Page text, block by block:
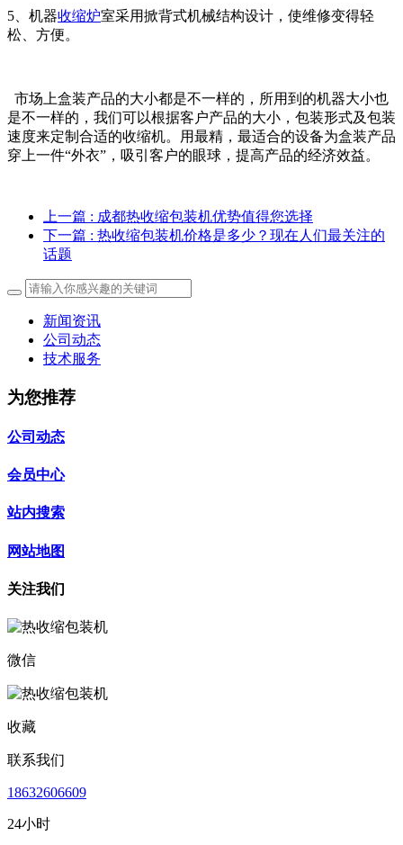
5、机器收缩炉室采用掀背式机械结构设计，使维修变得轻
松、方便。
市场上盒装产品的大小都是不一样的，所用到的机器大小也
是不一样的，我们可以根据客户产品的大小，包装形式及包装
速度来定制合适的收缩机。用最精，最适合的设备为盒装产品
穿上一件“外衣”，吸引客户的眼球，提高产品的经济效益。
上一篇 : 成都热收缩包装机优势值得您选择
下一篇 : 热收缩包装机价格是多少？现在人们最关注的
话题
新闻资讯
公司动态
技术服务
为您推荐
公司动态
会员中心
站内搜索
网站地图
关注我们
微信
收藏
联系我们
18632606609
24小时